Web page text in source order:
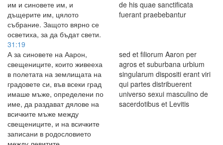
им и синовете им, и
дъщерите им, цялото
събрание. Защото вярно се
осветиха, за да бъдат свети.
de his quae sanctificata
fuerant praebebantur
31:19
А за синовете на Аарон,
свещениците, които живееха
в полетата на землищата на
градовете си, във всеки град
имаше мъже, определени по
име, да раздават дялове на
всичките мъже между
свещениците, и на всичките
записани в родословието
sed et filiorum Aaron per
agros et suburbana urbium
singularum dispositi erant viri
qui partes distribuerent
universo sexui masculino de
sacerdotibus et Levitis